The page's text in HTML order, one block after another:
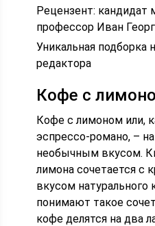
Рецензент: кандидат
профессор Иван
Уникальная
редактора
Кофе с
Кофе с лимоном или,
эспрессо-романо, –
необычным вкусом.
лимона сочетается с
вкусом
понимают такое
кофе делятся на два